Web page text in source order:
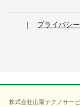
プライバシ
株式会社山陽テクノサー